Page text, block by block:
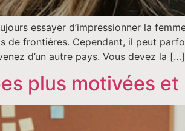
essayer d’impressionner la
de frontières. Cependant, il peut
d’un autre pays. Vous devez la […]
plus motivées